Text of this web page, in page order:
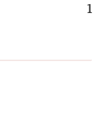
1